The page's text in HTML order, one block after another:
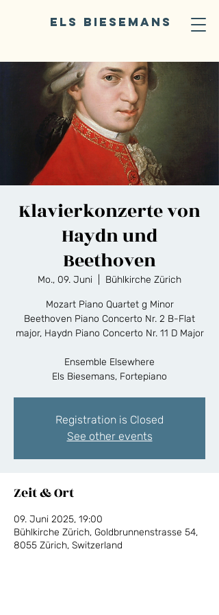
ELS BIESEMANS
Klavierkonzerte von
Haydn und
Beethoven
Mo., 09. Juni Bühlkirche Zürich
Mozart Piano Quartet g Minor
Beethoven Piano Concerto Nr. 2 B-Flat
major, Haydn Piano Concerto Nr. 11 D Major
Ensemble Elsewhere
Els Biesemans, Fortepiano
Registration is Closed
See other events
Zeit & Ort
09. Juni 2025, 19:00
Bühlkirche Zürich, Goldbrunnenstrasse 54,
8055 Zürich, Switzerland